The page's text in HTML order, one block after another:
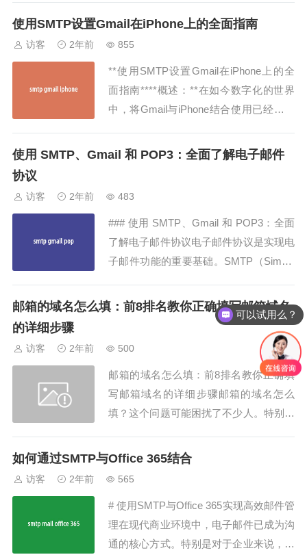
定义、作用以及如何使用它，带您了解这
使用SMTP设置Gmail在iPhone上的全面指南
访客 2年前 855
**使用SMTP设置Gmail在iPhone上的全
面指南****概述：**在如今数字化的世界
中，将Gmail与iPhone结合使用已经成为
可以在iPhone上轻松地发送和接收Gmail
使用 SMTP、Gmail 和 POP3：全面了解电子邮件
协议
访客 2年前 483
### 使用 SMTP、Gmail 和 POP3：全面
了解电子邮件协议电子邮件协议是实现电
子邮件功能的重要基础。SMTP（Simple
3（Post Office Protocol 3）是常用的电子
邮件协议，本文将全面介绍它们的作...
邮箱的域名怎么填：前8排名教你正确填写邮箱域名
的详细步骤
访客 2年前 500
邮箱的域名怎么填：前8排名教你正确填
写邮箱域名的详细步骤邮箱的域名怎么
填？这个问题可能困扰了不少人。特别是
填写邮箱的域名怎么填的困惑。今天，我
起来看看这个令人头疼但又至关重要的操
作吧！1. 邮...
如何通过SMTP与Office 365结合
访客 2年前 565
# 使用SMTP与Office 365实现高效邮件管
理在现代商业环境中，电子邮件已成为沟
通的核心方式。特别是对于企业来说，选
可以试用么？